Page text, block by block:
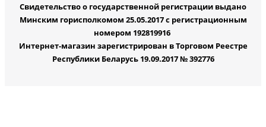
Свидетельство о государственной регистрации выдано
Минским горисполкомом 25.05.2017 с регистрационным
номером 192819916
Интернет-магазин зарегистрирован в Торговом Реестре
Республики Беларусь 19.09.2017 № 392776